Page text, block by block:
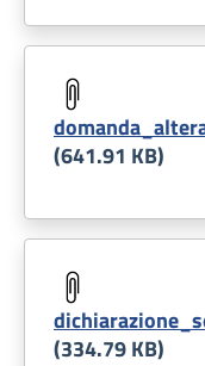
Document
(641.91 KB)
Document
(334.79 KB)